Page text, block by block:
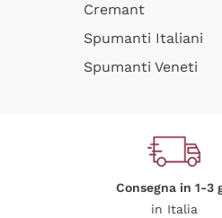
Cremant
Spumanti Italiani
Spumanti Veneti
Consegna in 1-3
in Italia